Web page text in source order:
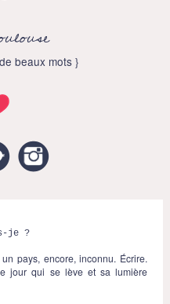
beaux mots }
Twitter
je ?
pays, encore, inconnu. Écrire.
jour qui se lève et sa lumière